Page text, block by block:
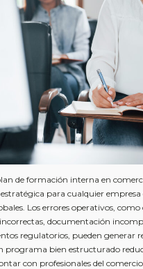
de formación interna en
para cualquier empresa
Los errores operativos, como
documentación
regulatorios, pueden generar
programa bien estructurado
con profesionales del comercio